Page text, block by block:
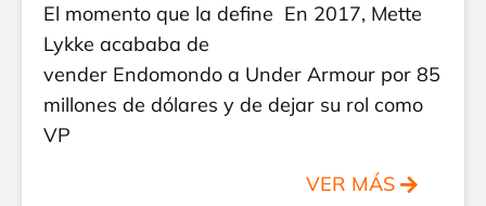
El momento que la define En 2017, Mette
Lykke acababa de
vender Endomondo a Under Armour por 85
millones de dólares y de dejar su rol como
VP
VER MÁS